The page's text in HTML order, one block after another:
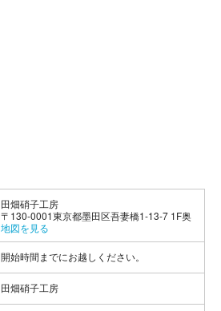
田畑硝子工房
〒130-0001東京都墨田区吾妻橋1-13-7 1F奥
地図を見る
開始時間までにお越しください。
田畑硝子工房